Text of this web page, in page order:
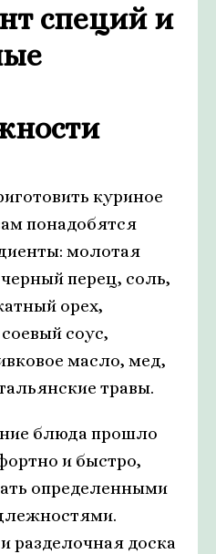
специй и
куриное
понадобятся
молотая
перец, соль,
орех,
соус,
масло, мед,
травы.
блюда прошло
и быстро,
определенными
разделочная доска